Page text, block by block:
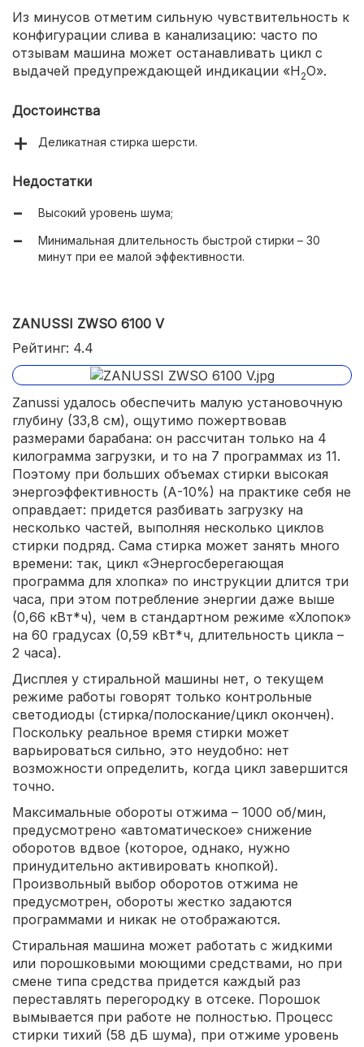
Из минусов отметим сильную чувствительность к
конфигурации слива в канализацию: часто по
отзывам машина может останавливать цикл с
выдачей предупреждающей индикации «H 2O».
Достоинства
Деликатная стирка шерсти.
Недостатки
Высокий уровень шума;
Минимальная длительность быстрой стирки – 30
минут при ее малой эффективности.
ZANUSSI ZWSO 6100 V
Рейтинг: 4.4
Zanussi удалось обеспечить малую установочную
глубину (33,8 см), ощутимо пожертвовав
размерами барабана: он рассчитан только на 4
килограмма загрузки, и то на 7 программах из 11.
Поэтому при больших объемах стирки высокая
энергоэффективность (А-10%) на практике себя не
оправдает: придется разбивать загрузку на
несколько частей, выполняя несколько циклов
стирки подряд. Сама стирка может занять много
времени: так, цикл «Энергосберегающая
программа для хлопка» по инструкции длится три
часа, при этом потребление энергии даже выше
(0,66 кВт*ч), чем в стандартном режиме «Хлопок»
на 60 градусах (0,59 кВт*ч, длительность цикла –
2 часа).
Дисплея у стиральной машины нет, о текущем
режиме работы говорят только контрольные
светодиоды (стирка/полоскание/цикл окончен).
Поскольку реальное время стирки может
варьироваться сильно, это неудобно: нет
возможности определить, когда цикл завершится
точно.
Максимальные обороты отжима – 1000 об/мин,
предусмотрено «автоматическое» снижение
оборотов вдвое (которое, однако, нужно
принудительно активировать кнопкой).
Произвольный выбор оборотов отжима не
предусмотрен, обороты жестко задаются
программами и никак не отображаются.
Стиральная машина может работать с жидкими
или порошковыми моющими средствами, но при
смене типа средства придется каждый раз
переставлять перегородку в отсеке. Порошок
вымывается при работе не полностью. Процесс
стирки тихий (58 дБ шума), при отжиме уровень